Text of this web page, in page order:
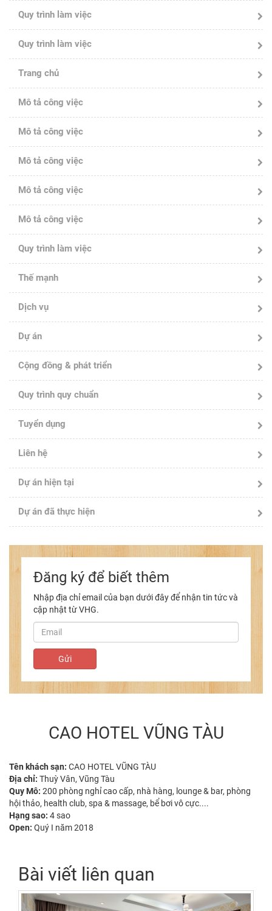
Quy trình làm việc
Quy trình làm việc
Trang chủ
Mô tả công việc
Mô tả công việc
Mô tả công việc
Mô tả công việc
Mô tả công việc
Quy trình làm việc
Thế mạnh
Dịch vụ
Dự án
Cộng đồng & phát triển
Quy trình quy chuẩn
Tuyển dụng
Liên hệ
Dự án hiện tại
Dự án đã thực hiện
Đăng ký để biết thêm
Nhập địa chỉ email của bạn dưới đây để nhận tin tức và
cập nhật từ VHG.
CAO HOTEL VŨNG TÀU
Tên khách sạn: CAO HOTEL VŨNG TÀU
Địa chỉ: Thuỳ Vân, Vũng Tàu
Quy Mô: 200 phòng nghỉ cao cấp, nhà hàng, lounge & bar, phòng
hội thảo, health club, spa & massage, bể bơi vô cực....
Hạng sao: 4 sao
Open: Quý I năm 2018
Bài viết liên quan